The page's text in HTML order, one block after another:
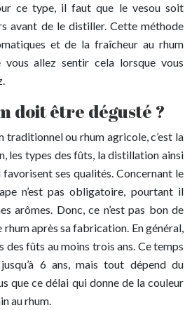
ce type, il faut que le vesou soit
avant de le distiller. Cette méthode
et de la fraîcheur au rhum
vous allez sentir cela lorsque vous
doit être dégusté ?
traditionnel ou rhum agricole, c’est la
les types des fûts, la distillation ainsi
ses qualités. Concernant le
n’est pas obligatoire, pourtant il
arômes. Donc, ce n’est pas bon de
après sa fabrication. En général,
des fûts au moins trois ans. Ce temps
6 ans, mais tout dépend du
que ce délai qui donne de la couleur
au rhum.